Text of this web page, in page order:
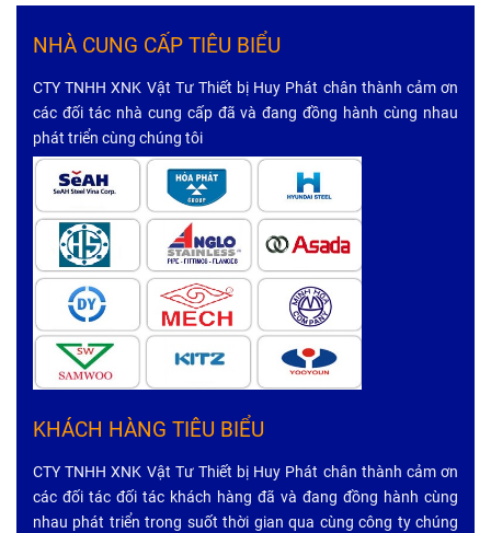
NHÀ CUNG CẤP TIÊU BIỂU
CTY TNHH XNK Vật Tư Thiết bị Huy Phát chân thành cảm ơn
các đối tác nhà cung cấp đã và đang đồng hành cùng nhau
phát triển cùng chúng tôi
KHÁCH HÀNG TIÊU BIỂU
CTY TNHH XNK Vật Tư Thiết bị Huy Phát chân thành cảm ơn
các đối tác đối tác khách hàng đã và đang đồng hành cùng
nhau phát triển trong suốt thời gian qua cùng công ty chúng